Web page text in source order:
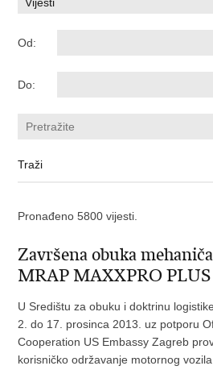
Od:
Do:
Pronađeno 5800 vijesti.
Završena obuka
MRAP MAXXPRO PLUS
U Središtu za obuku i doktrinu
2. do 17. prosinca 2013. uz potporu
Cooperation US Embassy Zagreb
korisničko održavanje motornog